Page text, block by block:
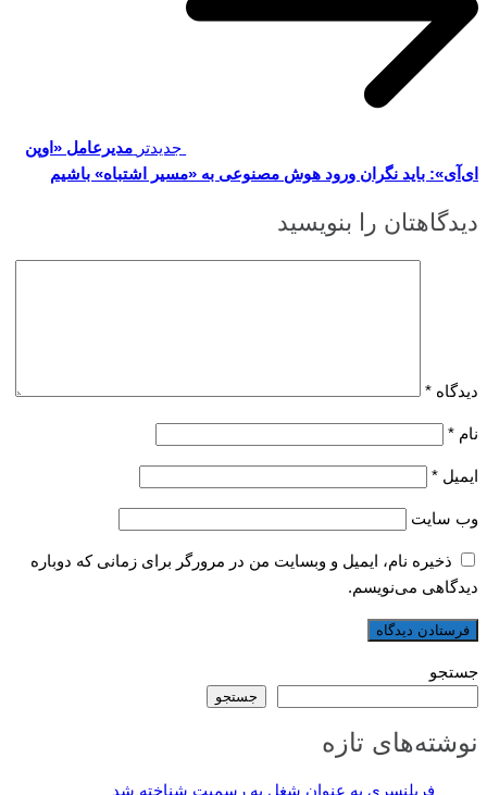
جدیدتر مدیرعامل «او‌پن
ای‌آی»: باید نگران ورود هوش مصنوعی به «مسیر اشتباه» باشیم
دیدگاهتان را بنویسید
دیدگاه *
نام *
ایمیل *
وب‌ سایت
ذخیره نام، ایمیل و وبسایت من در مرورگر برای زمانی که دوباره
دیدگاهی می‌نویسم.
جستجو
جستجو
نوشته‌های تازه
فریلنسری به عنوان شغل به رسمیت شناخته شد